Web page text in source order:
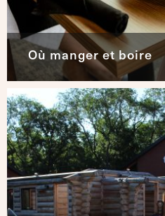
Où manger et boire